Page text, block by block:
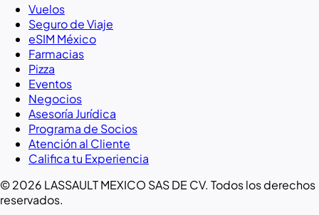
Vuelos
Seguro de Viaje
eSIM México
Farmacias
Pizza
Eventos
Negocios
Asesoría Jurídica
Programa de Socios
Atención al Cliente
Califica tu Experiencia
© 2026 LASSAULT MEXICO SAS DE CV. Todos los derechos
reservados.